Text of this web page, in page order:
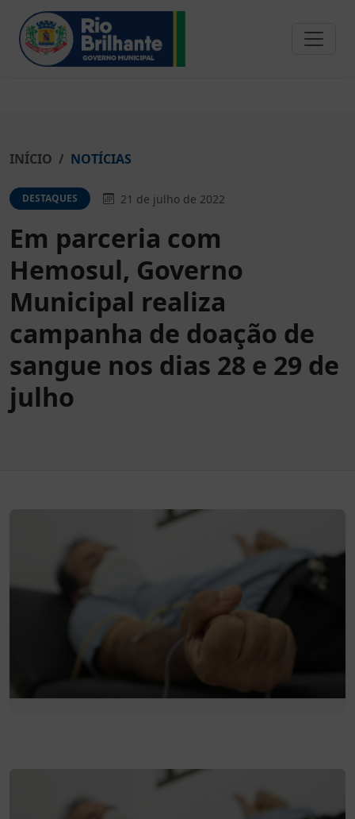
INÍCIO NOTÍCIAS
DESTAQUES 21 de julho de 2022
Em parceria com
Hemosul, Governo
Municipal realiza
campanha de doação de
sangue nos dias 28 e 29 de
julho